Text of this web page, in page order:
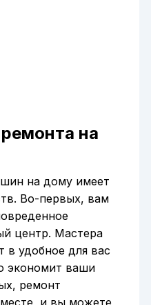
на
на дому имеет
Во-первых, вам
центр. Мастера
в удобное для вас
экономит ваши
ремонт